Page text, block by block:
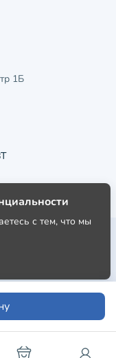
1Б
с тем, что мы